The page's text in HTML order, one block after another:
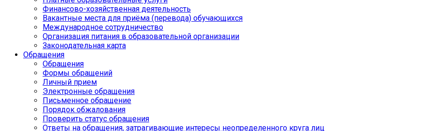
Финансово-хозяйственная деятельность
Вакантные места для приёма (перевода) обучающихся
Международное сотрудничество
Организация питания в образовательной организации
Законодательная карта
Обращения
Обращения
Формы обращений
Личный прием
Электронные обращения
Письменное обращение
Порядок обжалования
Проверить статус обращения
Ответы на обращения, затрагивающие интересы неопределенного круга лиц